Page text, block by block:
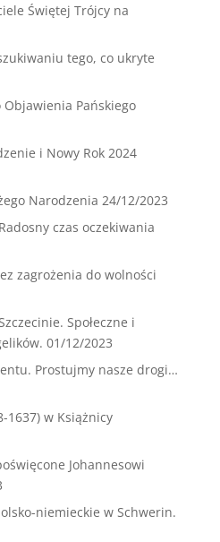
Świętej Trójcy na
tego, co ukryte
Pańskiego
i Nowy Rok 2024
Narodzenia 24/12/2023
czas oczekiwania
zagrożenia do wolności
Społeczne i
01/12/2023
Prostujmy nasze drogi…
1637) w Książnicy
Johannesowi
niemieckie w Schwerin.